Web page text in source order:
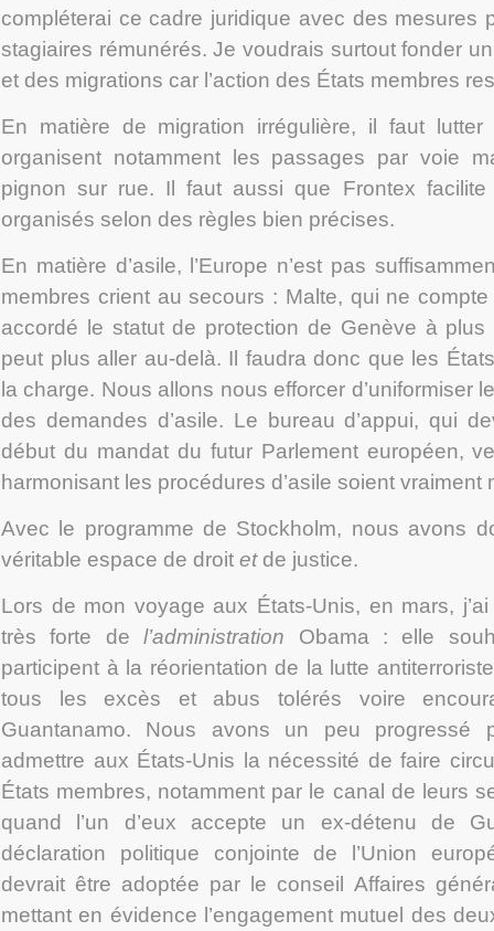
compléterai ce cadre juridique avec des mesures
stagiaires rémunérés. Je voudrais surtout fonder
et des migrations car l’action des États membres
En matière de migration irrégulière, il faut
organisent notamment les passages par voie
pignon sur rue. Il faut aussi que Frontex
organisés selon des règles bien précises.
En matière d’asile, l’Europe n’est pas
membres crient au secours : Malte, qui ne
accordé le statut de protection de Genève à
peut plus aller au-delà. Il faudra donc que les
la charge. Nous allons nous efforcer d’uniformiser
des demandes d’asile. Le bureau d’appui, qui
début du mandat du futur Parlement européen,
harmonisant les procédures d’asile soient vraiment
Avec le programme de Stockholm, nous avons
véritable espace de droit etde justice.
Lors de mon voyage aux États-Unis, en mars,
très forte del’administration Obama : elle
participent à la réorientation de la lutte
tous les excès et abus tolérés voire
Guantanamo. Nous avons un peu progressé
admettre aux États-Unis la nécessité de faire
États membres, notamment par le canal de leurs
quand l’un d’eux accepte un ex-détenu de
déclaration politique conjointe de l’Union
devrait être adoptée par le conseil Affaires
mettant en évidence l’engagement mutuel des